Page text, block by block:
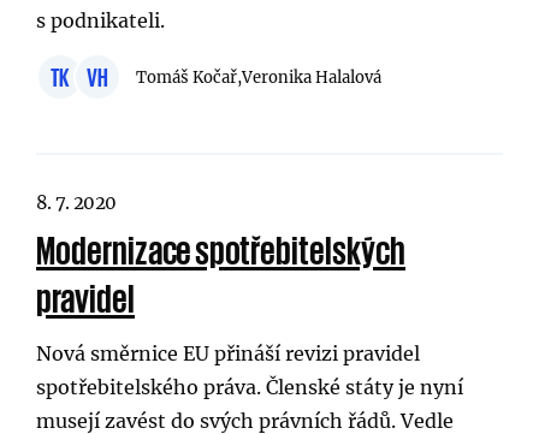
s podnikateli.
TK VH Tomáš Kočař,Veronika Halalová
8. 7. 2020
Modernizace spotřebitelských
pravidel
Nová směrnice EU přináší revizi pravidel
spotřebitelského práva. Členské státy je nyní
musejí zavést do svých právních řádů. Vedle